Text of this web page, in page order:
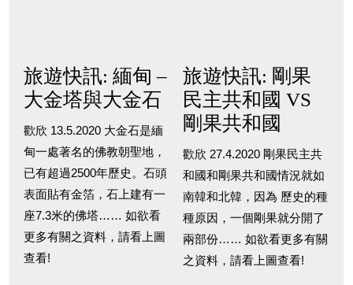
旅遊快訊: 緬甸 –
大金塔與大金石
歡欣 13.5.2020 大金石是緬
甸一處著名的佛教朝聖地，
已有超過2500年歷史。石頭
表面貼有金箔，石上建有一
座7.3米的佛塔…… 如欲看
更多有關之資料，請看上圖
查看!
旅遊快訊: 剛果
民主共和國 VS
剛果共和國
歡欣 27.4.2020 剛果民主共
和國和剛果共和國情況就如
南韓和北韓，因為 歷史的種
種原因，一個剛果就分開了
兩部份…… 如欲看更多有關
之資料，請看上圖查看!